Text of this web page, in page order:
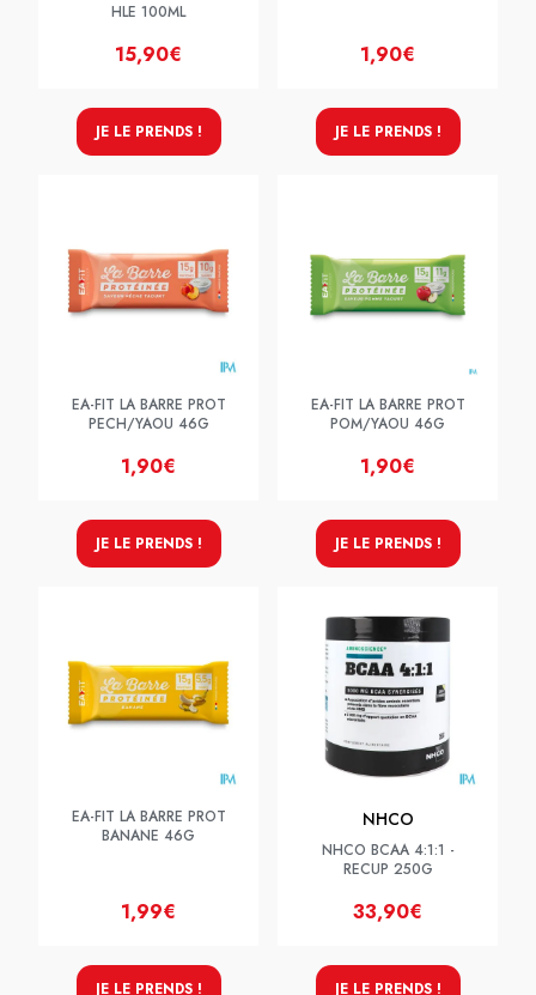
HLE 100ML
15,90€
JE LE PRENDS !
1,90€
JE LE PRENDS !
EA-FIT LA BARRE PROT
PECH/YAOU 46G
1,90€
JE LE PRENDS !
EA-FIT LA BARRE PROT
POM/YAOU 46G
1,90€
JE LE PRENDS !
EA-FIT LA BARRE PROT
BANANE 46G
1,99€
JE LE PRENDS !
NHCO
NHCO BCAA 4:1:1 -
RECUP 250G
33,90€
JE LE PRENDS !